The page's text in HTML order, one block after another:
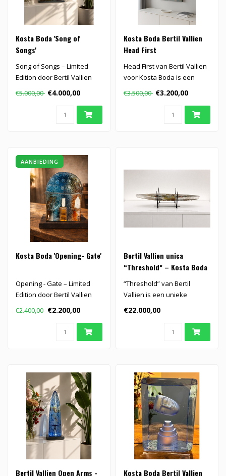
Kosta Boda 'Song of
Songs'
Song of Songs – Limited
Edition door Bertil Vallien
voor Kosta Boda (60 stuks)..
€5.000,00 €4.000,00
Kosta Boda Bertil Vallien
Head First
Head First van Bertil Vallien
voor Kosta Boda is een
intrigerend kunstobject
€3.500,00 €3.200,00
AANBIEDING
Kosta Boda 'Opening- Gate'
Opening - Gate – Limited
Edition door Bertil Vallien
voor Kosta Boda (60 stuks..
€2.400,00 €2.200,00
Bertil Vallien unica
“Threshold” – Kosta Boda
“Threshold” van Bertil
Vallien is een unieke
kristallen boot in metalen
€22.000,00
Bertil Vallien Open Arms - Kosta Boda Bertil Vallien